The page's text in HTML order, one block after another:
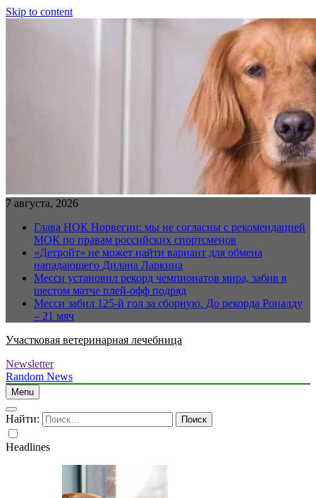
Skip to content
7 августа, 2026
Глава НОК Норвегии: мы не согласны с рекомендацией
МОК по правам российских спортсменов
«Детройт» не может найти вариант для обмена
нападающего Дилана Ларкина
Месси установил рекорд чемпионатов мира, забив в
шестом матче плей‑офф подряд
Месси забил 125-й гол за сборную. До рекорда Роналду
– 21 мяч
Участковая ветеринарная лечебница
Newsletter
Random News
Menu
Найти:
Headlines